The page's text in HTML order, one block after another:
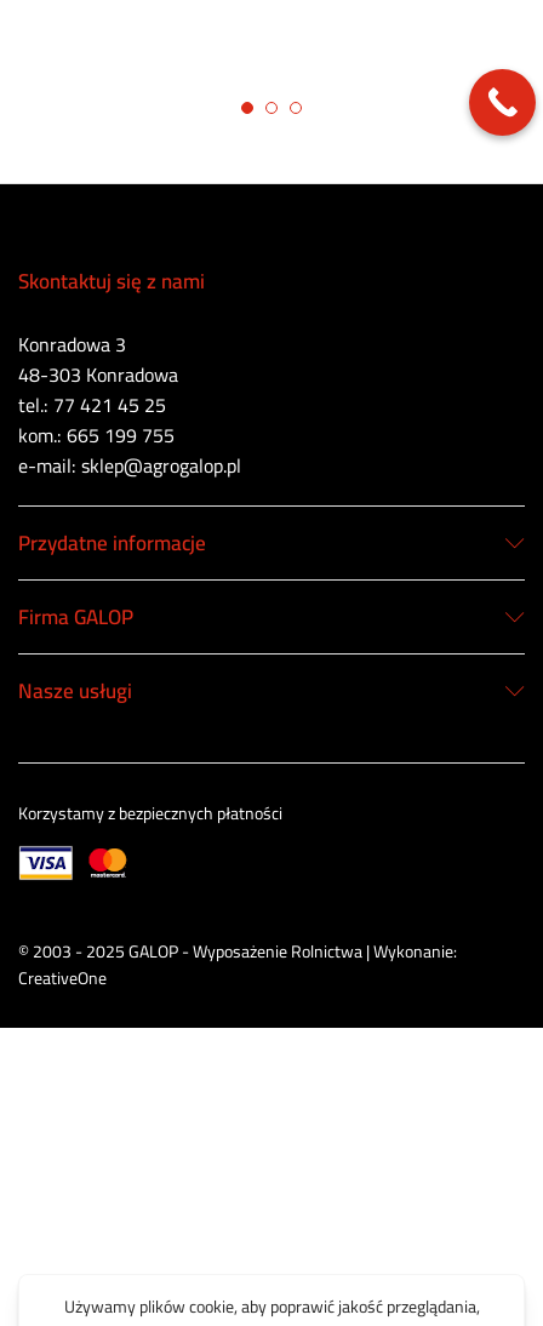
Skontaktuj się z nami
Konradowa 3
48-303 Konradowa
tel.: 77 421 45 25
kom.: 665 199 755
e-mail: sklep@agrogalop.pl
Przydatne informacje
Firma GALOP
Nasze usługi
© 2003 - 2025 GALOP - Wyposażenie Rolnictwa | Wykonanie:
CreativeOne
Korzystamy z bezpiecznych płatności